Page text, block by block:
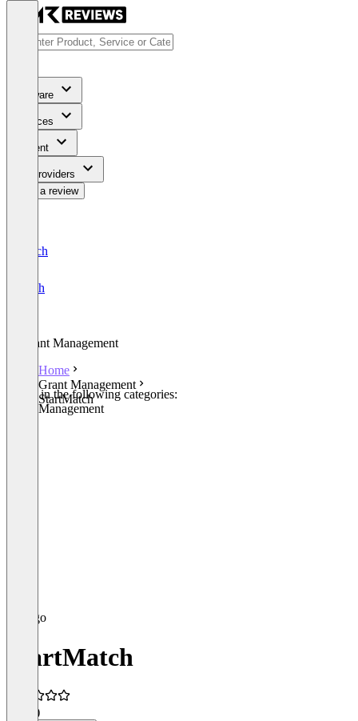
Software
Services
Content
For Providers
Write a review
Deutsch
English
Grant Management
Home
Grant Management
StartMatch
Listed in the following categories:
Grant Management
StartMatch
(1)